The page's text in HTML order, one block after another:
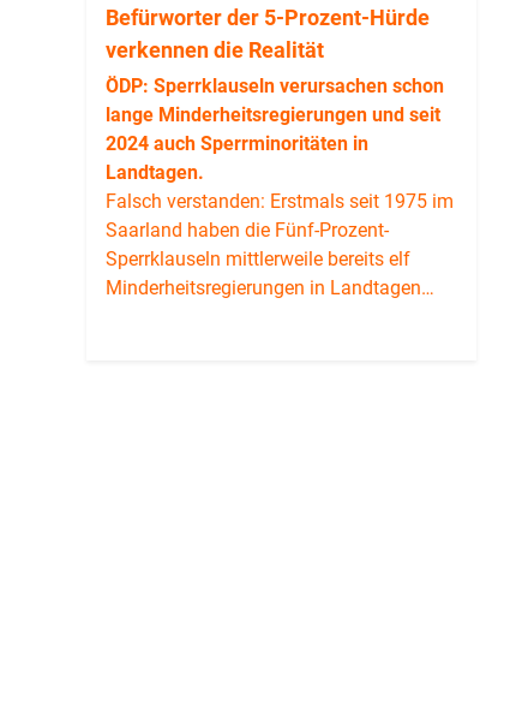
Befürworter der 5-Prozent-Hürde
verkennen die Realität
ÖDP: Sperrklauseln verursachen schon
lange Minderheitsregierungen und seit
2024 auch Sperrminoritäten in
Landtagen.
Falsch verstanden: Erstmals seit 1975 im
Saarland haben die Fünf-Prozent-
Sperrklauseln mittlerweile bereits elf
Minderheitsregierungen in Landtagen…